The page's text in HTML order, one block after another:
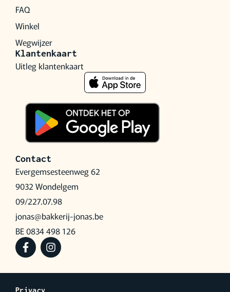
FAQ
Winkel
Wegwijzer
Klantenkaart
Uitleg klantenkaart
Contact
Evergemsesteenweg 62
9032 Wondelgem
09/227.07.98
jonas@bakkerij-jonas.be
BE 0834 498 126
Privacy